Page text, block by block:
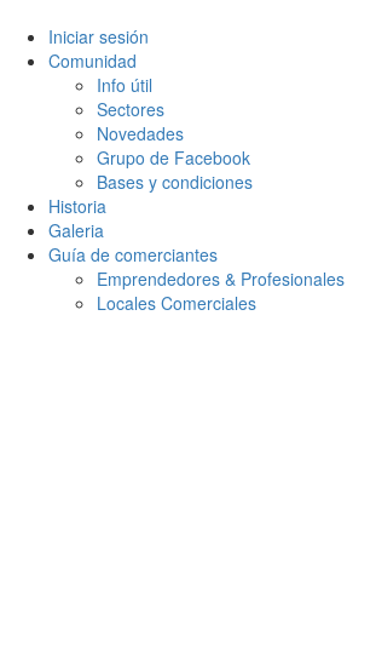
Iniciar sesión
Comunidad
Info útil
Sectores
Novedades
Grupo de Facebook
Bases y condiciones
Historia
Galeria
Guía de comerciantes
Emprendedores & Profesionales
Locales Comerciales